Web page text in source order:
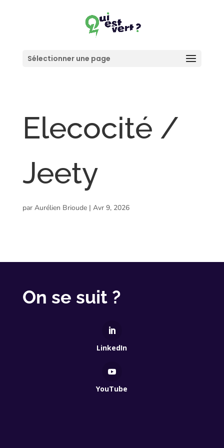
Sélectionner une page
Elecocité /
Jeety
par Aurélien Brioude| Avr 9, 2026
On se suit ?
LinkedIn
YouTube